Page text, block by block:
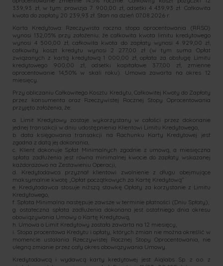
339,93 zł, w tym: prowizja 7 900,00 zł, odsetki 4 439,93 zł. Całkowita
kwota do zapłaty 20 239,93 zł. Stan na dzień 07.08.2026 r.
Karta Kredytowa: Rzeczywista roczna stopa oprocentowania (RRSO)
wynosi 132,05% przy założeniu: że całkowita kwota limitu kredytowego
wynosi 4 500,00 zł, całkowita kwota do zapłaty wynosi 4 929,00 zł,
całkowity koszt kredytu wynosi 2 277,00 zł (w tym suma Opłat
związanych z kartą kredytową 1 000,00 zł, opłata za obsługę Limitu
kredytowego 900,00 zł, odsetki kapitałowe 377,00 zł, zmienne
oprocentowanie 14,50% w skali roku). Umowa zawarta na okres 12
miesięcy.
Przy obliczaniu Całkowitego Kosztu Kredytu, Całkowitej Kwoty do Zapłaty
przez konsumenta oraz Rzeczywistej Rocznej Stopy Oprocentowania
przyjęto założenia, że:
a. Limit Kredytowy zostaje wykorzystany w całości przez dokonanie
jednej transakcji w dniu udostępnienia Klientowi Limitu Kredytowego,
b. data księgowania transakcji na Rachunku Karty Kredytowej jest
zgodna z datą jej dokonania,
c. Klient dokonuje Spłat Minimalnych zgodnie z umową, a miesięczna
spłata zadłużenia jest równa minimalnej kwocie do zapłaty wskazanej
każdorazowo na Zestawieniu Operacji,
d. Kredytodawca przyznał klientowi zwolnienie z długu obejmujące
maksymalnie kwotę „Opłat początkowych za Kartę Kredytową”
e. Kredytodawca stosuje niższą stawkę Opłaty za korzystanie z Limitu
Kredytowego,
f. Spłata Minimalna następuje zawsze w terminie płatności (Dniu Spłaty),
g. ostateczna spłata zadłużenia dokonana jest ostatniego dnia okresu
obowiązywania Umowy o Kartę Kredytową,
h. Umowa o Limit Kredytowy została zawarta na 12 miesięcy,
i. Stopa procentowa Kredytu i opłaty, których zmian nie można określić w
momencie ustalania Rzeczywistej Rocznej Stopy Oprocentowania, nie
ulegną zmianie przez cały okres obowiązywania Umowy.
Kredytodawcą i wydawcą karty kredytowej jest Aiqlabs Sp. z o.o. z